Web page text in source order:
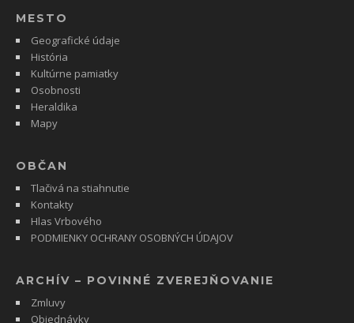
MESTO
Geografické údaje
História
Kultúrne pamiatky
Osobnosti
Heraldika
Mapy
OBČAN
Tlačivá na stiahnutie
Kontakty
Hlas Vrbového
PODMIENKY OCHRANY OSOBNÝCH ÚDAJOV
ARCHÍV – POVINNÉ ZVEREJŇOVANIE
Zmluvy
Objednávky